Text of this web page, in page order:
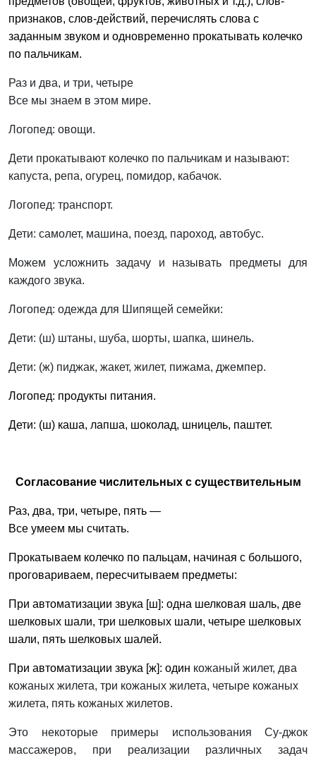
признаков, слов-действий, перечислять слова с
заданным звуком и одновременно прокатывать колечко
по пальчикам.
Раз и два, и три, четыре
Все мы знаем в этом мире.
Логопед: овощи.
Дети прокатывают колечко по пальчикам и называют:
капуста, репа, огурец, помидор, кабачок.
Логопед: транспорт.
Дети: самолет, машина, поезд, пароход, автобус.
Можем усложнить задачу и называть предметы для
каждого звука.
Логопед: одежда для Шипящей семейки:
Дети: (ш) штаны, шуба, шорты, шапка, шинель.
Дети: (ж) пиджак, жакет, жилет, пижама, джемпер.
Логопед: продукты питания.
Дети: (ш) каша, лапша, шоколад, шницель, паштет.
Согласование числительных с существительным
Раз, два, три, четыре, пять —
Все умеем мы считать.
Прокатываем колечко по пальцам, начиная с большого,
проговариваем, пересчитываем предметы:
При автоматизации звука [ш]: одна шелковая шаль, две
шелковых шали, три шелковых шали, четыре шелковых
шали, пять шелковых шалей.
При автоматизации звука [ж]: один кожаный жилет, два
кожаных жилета, три кожаных жилета, четыре кожаных
жилета, пять кожаных жилетов.
Это некоторые примеры использования Су-джок
массажеров, при реализации различных задач